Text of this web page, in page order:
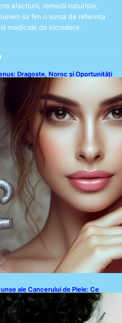
afectiuni, remedii naturiste,
sa fim o sursa de referinta
medicale de incredere.
Dragoste, Noroc și Oportunități
Balanțe în Weekendul 8-9 August
ale Cancerului de Piele: Ce
pentru a Ne Proteja